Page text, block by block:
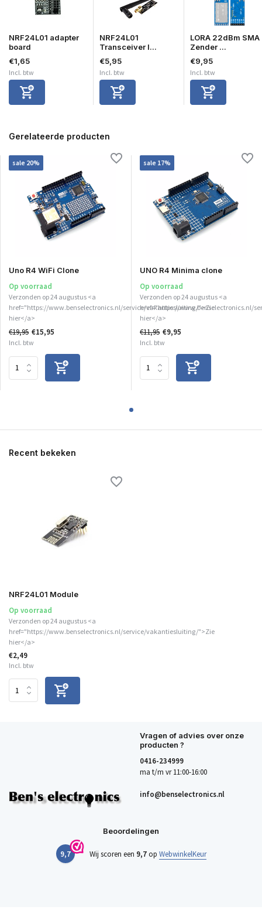
NRF24L01 adapter
board
€1,65
Incl. btw
NRF24L01
Transceiver l...
€5,95
Incl. btw
LORA 22dBm SMA
Zender ...
€9,95
Incl. btw
Gerelateerde producten
sale 20%
Uno R4 WiFi Clone
Op voorraad
Verzonden op 24 augustus <a
href="https://www.benselectronics.nl/service/vakantiesluiting/">Zie
hier</a>
€19,95 €15,95
Incl. btw
sale 17%
UNO R4 Minima clone
Op voorraad
Verzonden op 24 augustus <a
href="https://www.benselectronics.nl/
hier</a>
€11,95 €9,95
Incl. btw
Recent bekeken
NRF24L01 Module
Op voorraad
Verzonden op 24 augustus <a
href="https://www.benselectronics.nl/service/vakantiesluiting/">Zie
hier</a>
€2,49
Incl. btw
Vragen of advies over onze
producten ?
0416-234999
ma t/m vr 11:00-16:00
info@benselectronics.nl
Beoordelingen
9,7 Wij scoren een 9,7op WebwinkelKeur